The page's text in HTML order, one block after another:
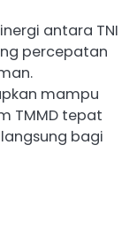
antara TNI
percepatan
mampu
TMMD tepat
bagi